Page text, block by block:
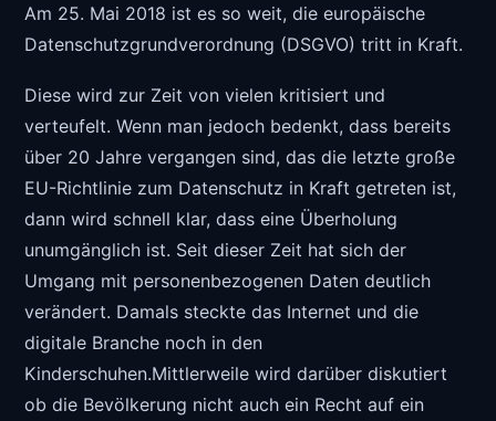
Am 25. Mai 2018 ist es so weit, die europäische
Datenschutzgrundverordnung (DSGVO) tritt in Kraft.
Diese wird zur Zeit von vielen kritisiert und
verteufelt. Wenn man jedoch bedenkt, dass bereits
über 20 Jahre vergangen sind, das die letzte große
EU-Richtlinie zum Datenschutz in Kraft getreten ist,
dann wird schnell klar, dass eine Überholung
unumgänglich ist. Seit dieser Zeit hat sich der
Umgang mit personenbezogenen Daten deutlich
verändert. Damals steckte das Internet und die
digitale Branche noch in den
Kinderschuhen.Mittlerweile wird darüber diskutiert
ob die Bevölkerung nicht auch ein Recht auf ein